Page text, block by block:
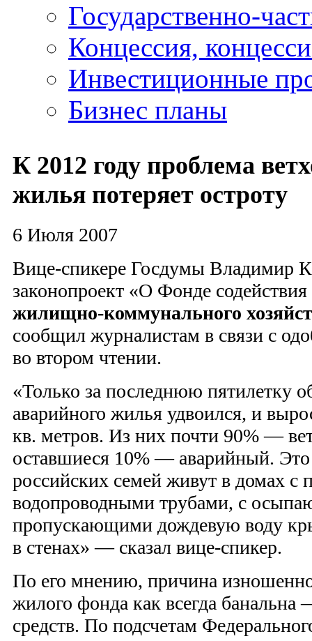
Государственно-
Концессия,
Инвестиционные
Бизнес планы
К 2012 году проблема
жилья потеряет остроту
6 Июля 2007
Вице-спикере Госдумы Владимир
законопроект «О Фонде содействия
жилищно-коммунального
сообщил журналистам в связи с
во втором чтении.
«Только за последнюю пятилетку
аварийного жилья удвоился, и
кв. метров. Из них почти 90% —
оставшиеся 10% — аварийный.
российских семей живут в домах с
водопроводными трубами, с
пропускающими дождевую воду
в стенах» — сказал вице-спикер.
По его мнению, причина
жилого фонда как всегда
средств. По подсчетам